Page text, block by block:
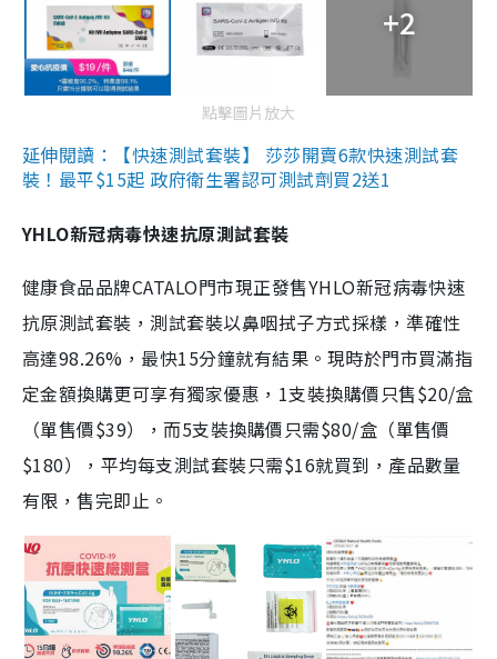
+2
點擊圖片放大
延伸閱讀：【快速測試套裝】 莎莎開賣6款快速測試套
裝！最平$15起 政府衛生署認可測試劑買2送1
YHLO新冠病毒快速抗原測試套裝
健康食品品牌CATALO門市現正發售YHLO新冠病毒快速
抗原測試套裝，測試套裝以鼻咽拭子方式採樣，準確性
高達98.26%，最快15分鐘就有結果。現時於門市買滿指
定金額換購更可享有獨家優惠，1支裝換購價只售$20/盒
（單售價$39），而5支裝換購價只需$80/盒（單售價
$180），平均每支測試套裝只需$16就買到，產品數量
有限，售完即止。